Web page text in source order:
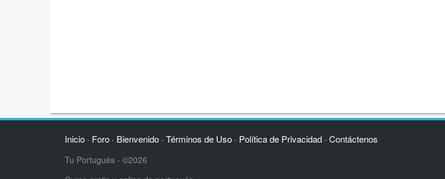
Inicio· Foro· Bienvenido· Términos de Uso· Política de Privacidad· Contáctenos
Tu Portugués - ©2026